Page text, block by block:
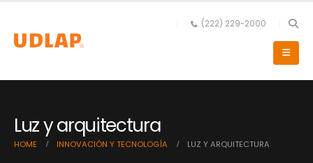
(222) 229-2000
Luz y arquitectura
HOME INNOVACIÓN Y TECNOLOGÍA LUZ Y ARQUITECTURA